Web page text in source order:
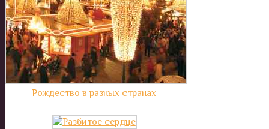
Рождество в разных странах